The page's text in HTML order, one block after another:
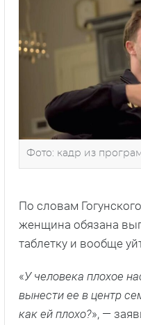
Фото: кадр из
По словам
женщина обязана
таблетку и вообще
«У человека плохое
вынести ее в центр
как ей плохо?», —